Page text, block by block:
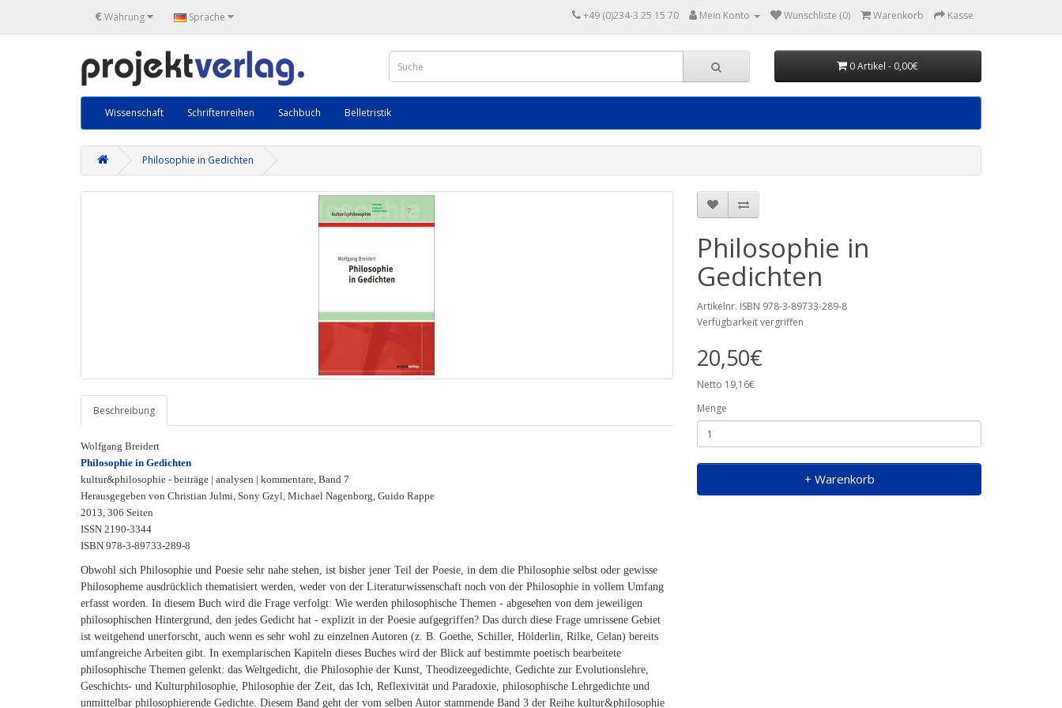
€ Währung Sprache +49 (0)234-3 25 15 70 Mein Konto Wunschliste (0) Warenkorb Kasse
0 Artikel - 0,00€
Wissenschaft Schriftenreihen Sachbuch Belletristik
Philosophie in Gedichten
Beschreibung
Wolfgang Breidert
Philosophie in Gedichten
kultur&philosophie - beiträge | analysen | kommentare, Band 7
Herausgegeben von Christian Julmi, Sony Gzyl, Michael Nagenborg, Guido Rappe
2013, 306 Seiten
ISSN 2190-3344
ISBN 978-3-89733-289-8
Obwohl sich Philosophie und Poesie sehr nahe stehen, ist bisher jener Teil der Poesie, in dem die Philosophie selbst oder gewisse
Philosopheme ausdrücklich thematisiert werden, weder von der Literaturwissenschaft noch von der Philosophie in vollem Umfang
erfasst worden. In diesem Buch wird die Frage verfolgt: Wie werden philosophische Themen - abgesehen von dem jeweiligen
philosophischen Hintergrund, den jedes Gedicht hat - explizit in der Poesie aufgegriffen? Das durch diese Frage umrissene Gebiet
ist weitgehend unerforscht, auch wenn es sehr wohl zu einzelnen Autoren (z. B. Goethe, Schiller, Hölderlin, Rilke, Celan) bereits
umfangreiche Arbeiten gibt. In exemplarischen Kapiteln dieses Buches wird der Blick auf bestimmte poetisch bearbeitete
philosophische Themen gelenkt: das Weltgedicht, die Philosophie der Kunst, Theodizeegedichte, Gedichte zur Evolutionslehre,
Geschichts- und Kulturphilosophie, Philosophie der Zeit, das Ich, Reflexivität und Paradoxie, philosophische Lehrgedichte und
unmittelbar philosophierende Gedichte. Diesem Band geht der vom selben Autor stammende Band 3 der Reihe kultur&philosophie
Philosophie in
Gedichten
Artikelnr. ISBN 978-3-89733-289-8
Verfügbarkeit vergriffen
20,50€
Netto 19,16€
Menge
+ Warenkorb